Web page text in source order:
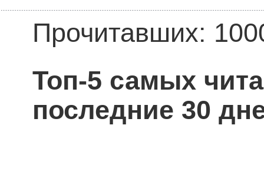
Прочитавших:
Топ-5 самых
последние 30